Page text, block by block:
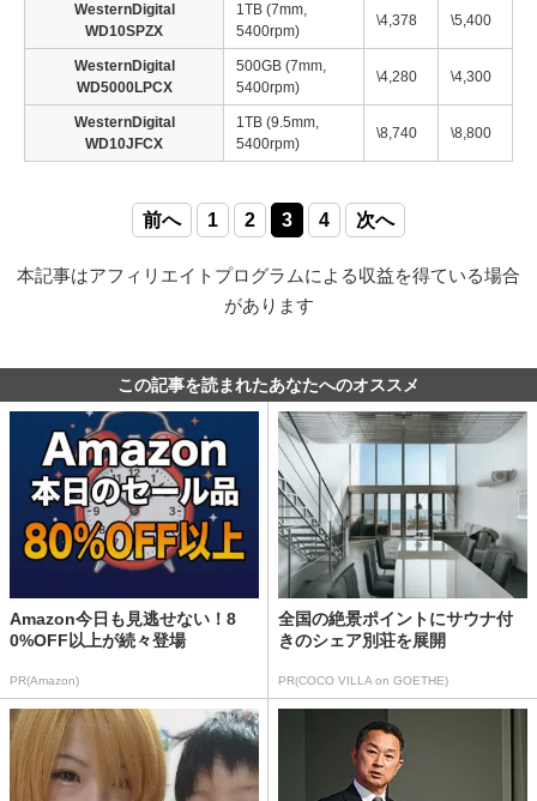
WesternDigital
WD10SPZX
1TB (7mm,
5400rpm)
\4,378 \5,400
WesternDigital
WD5000LPCX
500GB (7mm,
5400rpm)
\4,280 \4,300
WesternDigital
WD10JFCX
1TB (9.5mm,
5400rpm)
\8,740 \8,800
前へ 1 2 3 4 次へ
本記事はアフィリエイトプログラムによる収益を得ている場合
があります
この記事を読まれたあなたへのオススメ
Amazon今日も見逃せない！8
0%OFF以上が続々登場
PR(Amazon)
全国の絶景ポイントにサウナ付
きのシェア別荘を展開
PR(COCO VILLA on GOETHE)